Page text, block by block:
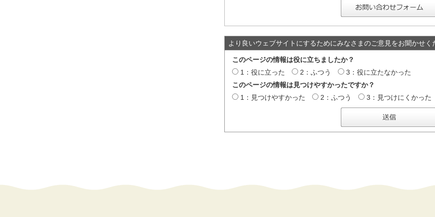
より良いウェブサイトにするためにみなさまのご意見をお聞かせく
このページの情報は役に立ちましたか？
1：役に立った
2：ふつう
3：役に立たなかった
このページの情報は見つけやすかったですか？
1：見つけやすかった
2：ふつう 3：見つけにくかった